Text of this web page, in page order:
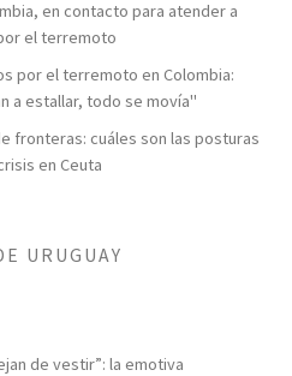
en contacto para atender a
el terremoto
por el terremoto en Colombia:
a estallar, todo se movía"
fronteras: cuáles son las posturas
en Ceuta
URUGUAY
de vestir”: la emotiva